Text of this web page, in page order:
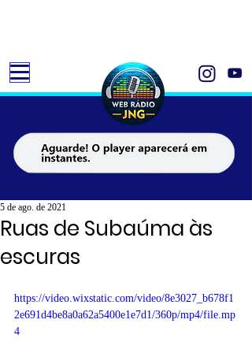
Ruas de Subaúma às
escuras
5 de ago. de 2021
https://video.wixstatic.com/video/8e3027_b678f1
2e691d4be8a0a62a5400e1e7d1/360p/mp4/file.mp
4